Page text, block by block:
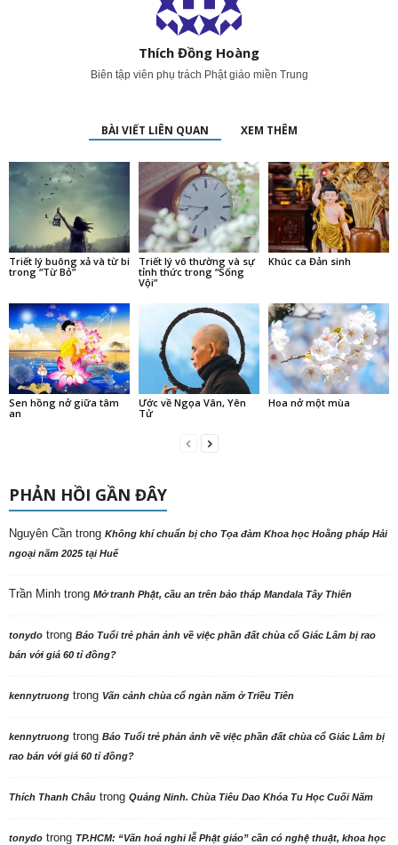
Thích Đồng Hoàng
Biên tập viên phụ trách Phật giáo miền Trung
BÀI VIẾT LIÊN QUAN XEM THÊM
Triết lý buông xả và từ bi
trong “Từ Bỏ”
Triết lý vô thường và sự
tỉnh thức trong “Sống
Vội”
Khúc ca Đản sinh
Sen hồng nở giữa tâm
an
Ước về Ngọa Vân, Yên
Tử
Hoa nở một mùa
PHẢN HỒI GẦN ĐÂY
Nguyên Cần trong Không khí chuẩn bị cho Tọa đàm Khoa học Hoằng pháp Hải
ngoại năm 2025 tại Huế
Trần Minh trong Mở tranh Phật, cầu an trên bảo tháp Mandala Tây Thiên
tonydo trong Báo Tuổi trẻ phản ảnh về việc phần đất chùa cổ Giác Lâm bị rao
bán với giá 60 tỉ đồng?
kennytruong trong Vãn cảnh chùa cổ ngàn năm ở Triều Tiên
kennytruong trong Báo Tuổi trẻ phản ảnh về việc phần đất chùa cổ Giác Lâm bị
rao bán với giá 60 tỉ đồng?
Thích Thanh Châu trong Quảng Ninh. Chùa Tiêu Dao Khóa Tu Học Cuối Năm
tonydo trong TP.HCM: “Văn hoá nghi lễ Phật giáo” cần có nghệ thuật, khoa học